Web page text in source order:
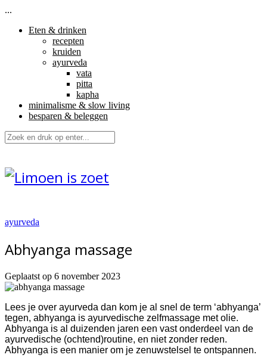
...
Eten & drinken
recepten
kruiden
ayurveda
vata
pitta
kapha
minimalisme & slow living
besparen & beleggen
ayurveda
Abhyanga massage
Geplaatst op 6 november 2023
Lees je over ayurveda dan kom je al snel de term ‘abhyanga’
tegen, abhyanga is ayurvedische zelfmassage met olie.
Abhyanga is al duizenden jaren een vast onderdeel van de
ayurvedische (ochtend)routine, en niet zonder reden.
Abhyanga is een manier om je zenuwstelsel te ontspannen.